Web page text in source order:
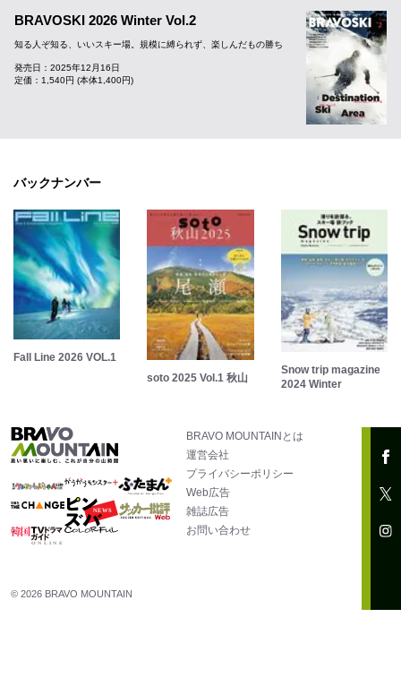
BRAVOSKI 2026 Winter Vol.2
知る人ぞ知る、いいスキー場。規模に縛られず、楽しんだもの勝ち
発売日：2025年12月16日
定価：1,540円 (本体1,400円)
バックナンバー
Fall Line 2026 VOL.1
soto 2025 Vol.1 秋山
Snow trip magazine
2024 Winter
BRAVO MOUNTAINとは
運営会社
プライバシーポリシー
Web広告
雑誌広告
お問い合わせ
© 2026 BRAVO MOUNTAIN